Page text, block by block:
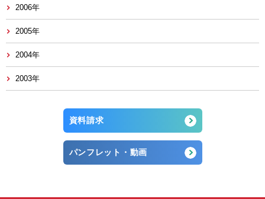
2006年
2005年
2004年
2003年
資料請求
パンフレット・動画